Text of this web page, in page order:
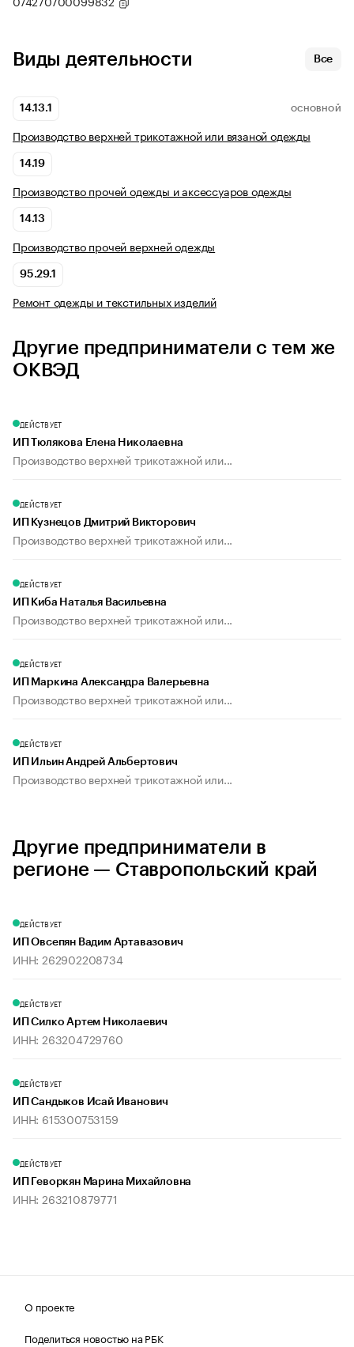
Виды деятельности Все
14.13.1 ОСНОВНОЙ
Производство верхней трикотажной или вязаной одежды
14.19
Производство прочей одежды и аксессуаров одежды
14.13
Производство прочей верхней одежды
95.29.1
Ремонт одежды и текстильных изделий
Другие предприниматели с тем же
ОКВЭД
ДЕЙСТВУЕТ
ИП Тюлякова Елена Николаевна
Производство верхней трикотажной или...
ДЕЙСТВУЕТ
ИП Кузнецов Дмитрий Викторович
Производство верхней трикотажной или...
ДЕЙСТВУЕТ
ИП Киба Наталья Васильевна
Производство верхней трикотажной или...
ДЕЙСТВУЕТ
ИП Маркина Александра Валерьевна
Производство верхней трикотажной или...
ДЕЙСТВУЕТ
ИП Ильин Андрей Альбертович
Производство верхней трикотажной или...
Другие предприниматели в
регионе — Ставропольский край
ДЕЙСТВУЕТ
ИП Овсепян Вадим Артавазович
ИНН: 262902208734
ДЕЙСТВУЕТ
ИП Силко Артем Николаевич
ИНН: 263204729760
ДЕЙСТВУЕТ
ИП Сандыков Исай Иванович
ИНН: 615300753159
ДЕЙСТВУЕТ
ИП Геворкян Марина Михайловна
ИНН: 263210879771
О проекте
Поделиться новостью на РБК